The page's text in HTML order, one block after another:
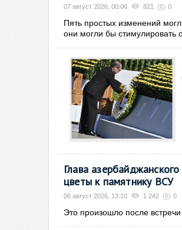
07 август 2026, 00:06 821 0
Пять простых изменений
они могли бы стимулировать
Глава
цветы к памятнику ВСУ
06 август 2026, 13:10 1 242 0
Это произошло после